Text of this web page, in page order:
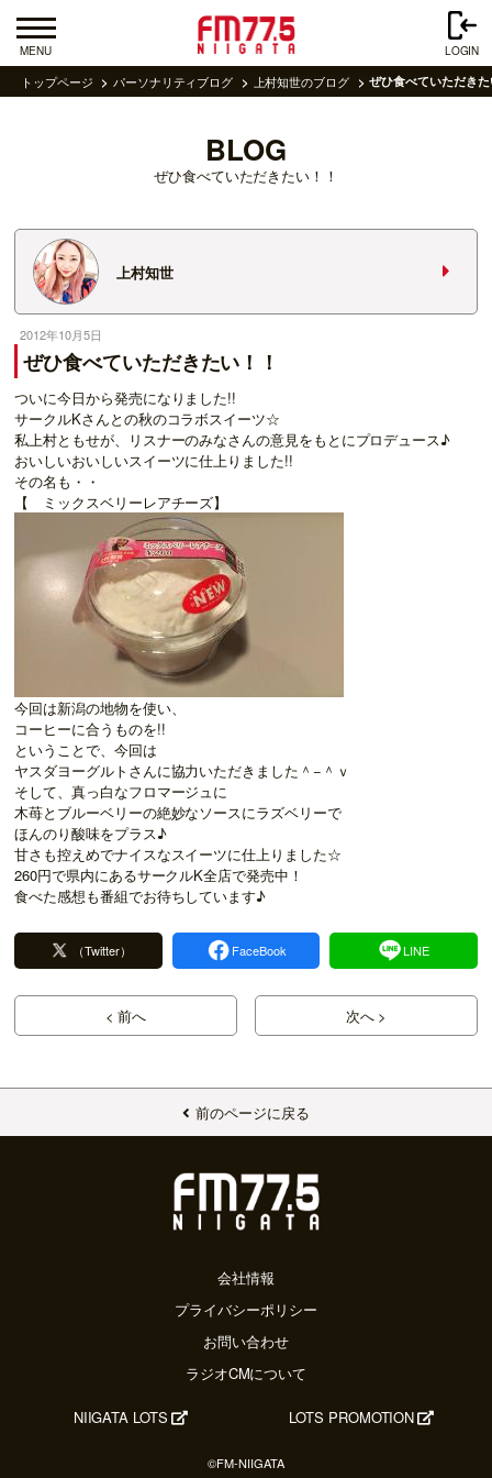
MENU LOGIN
トップページ パーソナリティブログ 上村知世のブログ ぜひ食べていただき
BLOG
ぜひ食べていただきたい！！
上村知世
2012年10月5日
ぜひ食べていただきたい！！
ついに今日から発売になりました!!
サークルKさんとの秋のコラボスイーツ☆
私上村ともせが、リスナーのみなさんの意見をもとにプロデュース♪
おいしいおいしいスイーツに仕上りました!!
その名も・・
【 ミックスベリーレアチーズ】
今回は新潟の地物を使い、
コーヒーに合うものを!!
ということで、今回は
ヤスダヨーグルトさんに協力いただきました＾−＾ｖ
そして、真っ白なフロマージュに
木苺とブルーベリーの絶妙なソースにラズベリーで
ほんのり酸味をプラス♪
甘さも控えめでナイスなスイーツに仕上りました☆
260円で県内にあるサークルK全店で発売中！
食べた感想も番組でお待ちしています♪
（Twitter） FaceBook LINE
< 前へ 次へ >
前のページに戻る
会社情報
プライバシーポリシー
お問い合わせ
ラジオCMについて
NIIGATA LOTS LOTS PROMOTION
©FM-NIIGATA